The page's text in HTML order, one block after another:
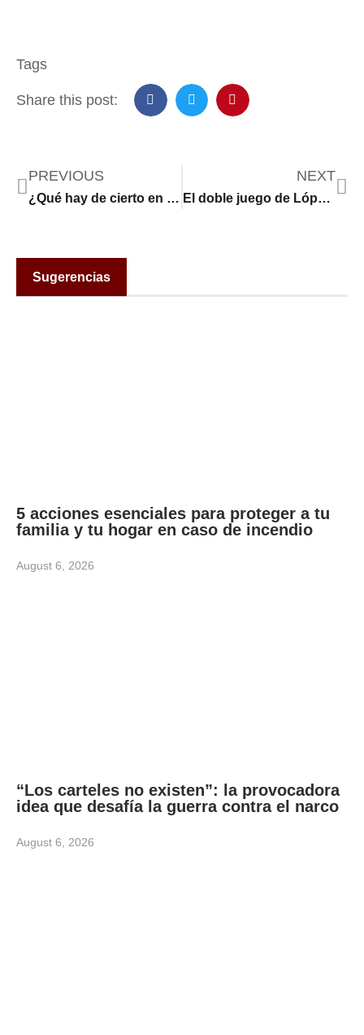
Tags
Share this post:
PREVIOUS
¿Qué hay de cierto en que Ciudad de México podría quedarse sin agua y llegar a su “día cero”?
NEXT
El doble juego de López Obrador: mejoras para los migrantes en EE UU y rédito electoral
Sugerencias
5 acciones esenciales para proteger a tu
familia y tu hogar en caso de incendio
August 6, 2026
“Los carteles no existen”: la provocadora
idea que desafía la guerra contra el narco
August 6, 2026